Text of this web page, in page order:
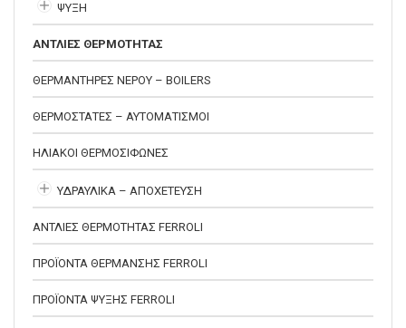
ΨΥΞΗ
ΑΝΤΛΙΕΣ ΘΕΡΜΟΤΗΤΑΣ
ΘΕΡΜΑΝΤΗΡΕΣ ΝΕΡΟΥ – BOILERS
ΘΕΡΜΟΣΤΑΤΕΣ – ΑΥΤΟΜΑΤΙΣΜΟΙ
ΗΛΙΑΚΟΙ ΘΕΡΜΟΣΙΦΩΝΕΣ
ΥΔΡΑΥΛΙΚΑ – ΑΠΟΧΕΤΕΥΣΗ
ΑΝΤΛΙΕΣ ΘΕΡΜΟΤΗΤΑΣ FERROLI
ΠΡΟΪΟΝΤΑ ΘΕΡΜΑΝΣΗΣ FERROLI
ΠΡΟΪΟΝΤΑ ΨΥΞΗΣ FERROLI